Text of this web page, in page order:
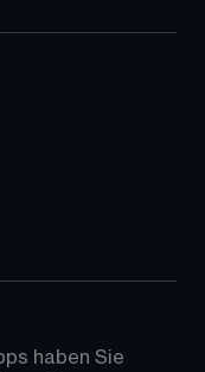
haben Sie